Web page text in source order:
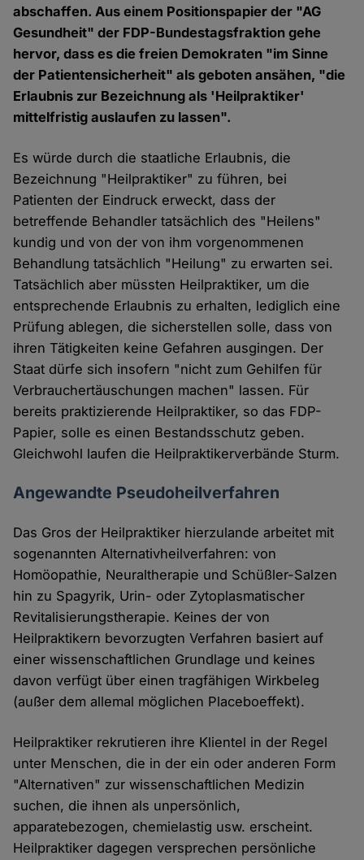
abschaffen. Aus einem Positionspapier der "AG
Gesundheit" der FDP-Bundestagsfraktion gehe
hervor, dass es die freien Demokraten "im Sinne
der Patientensicherheit" als geboten ansähen, "die
Erlaubnis zur Bezeichnung als 'Heilpraktiker'
mittelfristig auslaufen zu lassen".
Es würde durch die staatliche Erlaubnis, die
Bezeichnung "Heilpraktiker" zu führen, bei
Patienten der Eindruck erweckt, dass der
betreffende Behandler tatsächlich des "Heilens"
kundig und von der von ihm vorgenommenen
Behandlung tatsächlich "Heilung" zu erwarten sei.
Tatsächlich aber müssten Heilpraktiker, um die
entsprechende Erlaubnis zu erhalten, lediglich eine
Prüfung ablegen, die sicherstellen solle, dass von
ihren Tätigkeiten keine Gefahren ausgingen. Der
Staat dürfe sich insofern "nicht zum Gehilfen für
Verbrauchertäuschungen machen" lassen. Für
bereits praktizierende Heilpraktiker, so das FDP-
Papier, solle es einen Bestandsschutz geben.
Gleichwohl laufen die Heilpraktikerverbände Sturm.
Angewandte Pseudoheilverfahren
Das Gros der Heilpraktiker hierzulande arbeitet mit
sogenannten Alternativheilverfahren: von
Homöopathie, Neuraltherapie und Schüßler-Salzen
hin zu Spagyrik, Urin- oder Zytoplasmatischer
Revitalisierungstherapie. Keines der von
Heilpraktikern bevorzugten Verfahren basiert auf
einer wissenschaftlichen Grundlage und keines
davon verfügt über einen tragfähigen Wirkbeleg
(außer dem allemal möglichen Placeboeffekt).
Heilpraktiker rekrutieren ihre Klientel in der Regel
unter Menschen, die in der ein oder anderen Form
"Alternativen" zur wissenschaftlichen Medizin
suchen, die ihnen als unpersönlich,
apparatebezogen, chemielastig usw. erscheint.
Heilpraktiker dagegen versprechen persönliche